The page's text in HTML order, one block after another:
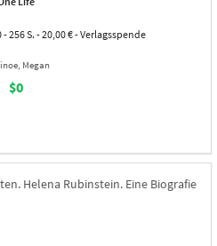
256 S. - 20,00 € - Verlagsspende
Megan
$0